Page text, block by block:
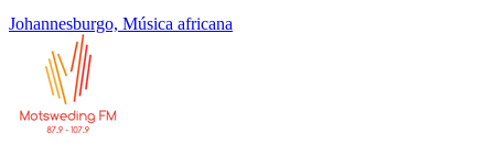
Johannesburgo, Música africana